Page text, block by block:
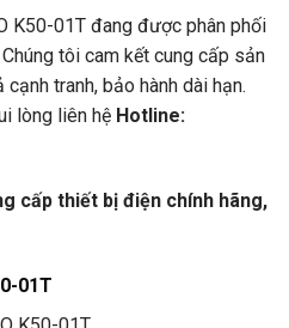
K50-01T đang được phân phối
Chúng tôi cam kết cung cấp sản
tranh, bảo hành dài hạn.
lòng liên hệ Hotline:
cấp thiết bị điện chính hãng,
01T